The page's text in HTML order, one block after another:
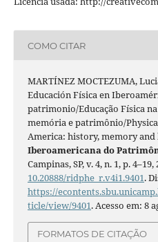
COMO CITAR
MARTÍNEZ MOCTEZUMA,
Educación Física en
patrimonio/Educação Física
memória e patrimônio/
America: history, memory and
Iberoamericana do
Campinas, SP, v. 4, n. 1, p. 4–19,
10.20888/ridphe_r.v4i1.9401.
https://
ticle/view/9401. Acesso em: 8
FORMATOS DE CITAÇÃO